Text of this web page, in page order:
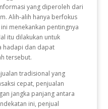
yang diperoleh dari
Alih-alih hanya berfokus
menekankan pentingnya
itu dilakukan untuk
hadapi dan dapat
tersebut.
tradisional yang
cepat, penjualan
jangka panjang antara
ini, penjual